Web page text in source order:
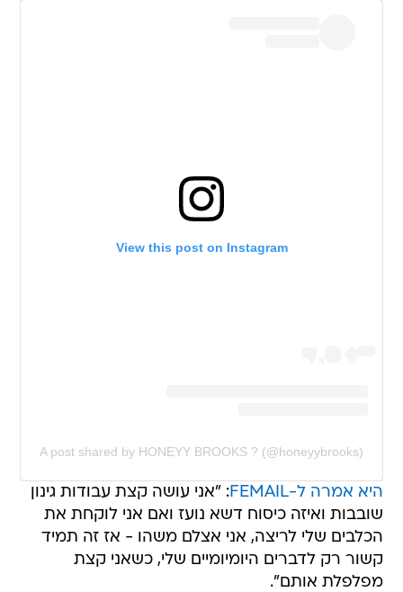
View this post on Instagram
A post shared by HONEYY BROOKS ? (@honeyybrooks)
היא אמרה ל-FEMAIL
: "אני עושה קצת עבודות גינון
שובבות ואיזה כיסוח דשא נועז ואם אני לוקחת את
הכלבים שלי לריצה, אני אצלם משהו - אז זה תמיד
קשור רק לדברים היומיומיים שלי, כשאני קצת
מפלפלת אותם".